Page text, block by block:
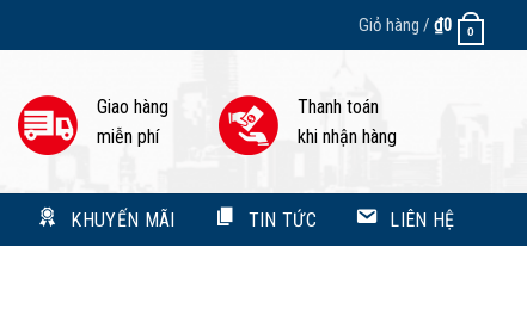
Giỏ hàng / ₫0 0
Giao hàng
miễn phí
Thanh toán
khi nhận hàng
KHUYẾN MÃI TIN TỨC LIÊN HỆ